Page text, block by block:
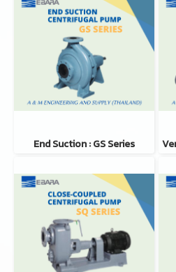
End Suction : GS Series